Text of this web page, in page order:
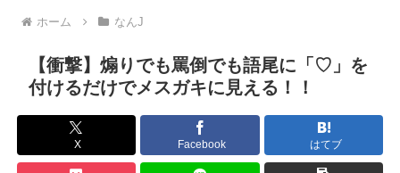
韓国人「現在、日本が密かに韓国からパクっているものがこち...
漫画の画像持ってないか
孫悟飯、『魔閃光』しかオリジナル技がないwww
出せよ…お前らが描いた絵!!
【画像】ブルーロックの監督、キレるwww
ホーム なんJ
【衝撃】煽りでも罵倒でも語尾に「♡」を
付けるだけでメスガキに見える！！
X Facebook はてブ